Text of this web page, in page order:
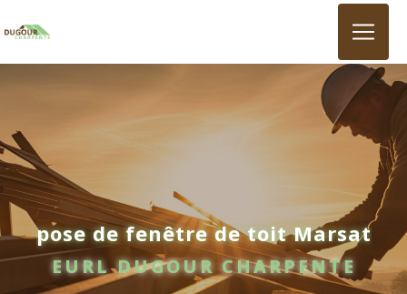
pose de fenêtre de toit Marsat
EURL DUGOUR CHARPENTE